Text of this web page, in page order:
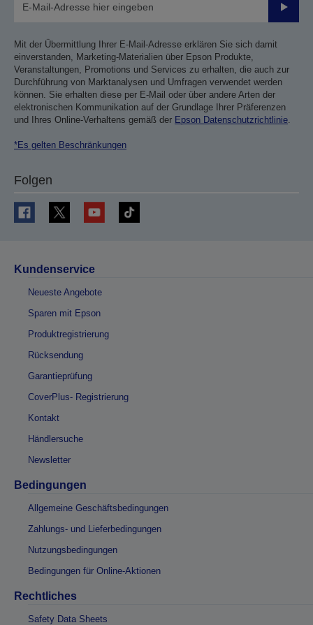
Mit der Übermittlung Ihrer E-Mail-Adresse erklären Sie sich damit
einverstanden, Marketing-Materialien über Epson Produkte,
Veranstaltungen, Promotions und Services zu erhalten, die auch zur
Durchführung von Marktanalysen und Umfragen verwendet werden
können. Sie erhalten diese per E-Mail oder über andere Arten der
elektronischen Kommunikation auf der Grundlage Ihrer Präferenzen
und Ihres Online-Verhaltens gemäß der Epson Datenschutzrichtlinie
*Es gelten Beschränkungen
Folgen
Kundenservice
Neueste Angebote
Sparen mit Epson
Produktregistrierung
Rücksendung
Garantieprüfung
CoverPlus- Registrierung
Kontakt
Händlersuche
Newsletter
Bedingungen
Allgemeine Geschäftsbedingungen
Zahlungs- und Lieferbedingungen
Nutzungsbedingungen
Bedingungen für Online-Aktionen
Rechtliches
Safety Data Sheets